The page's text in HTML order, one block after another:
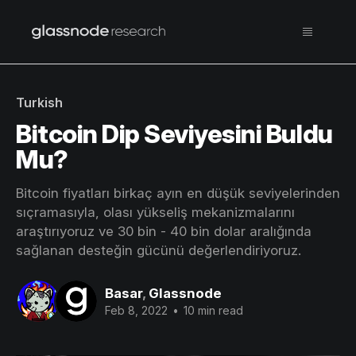
Turkish
Bitcoin Dip Seviyesini Buldu
Mu?
Bitcoin fiyatları birkaç ayın en düşük seviyelerinden
sıçramasıyla, olası yükseliş mekanizmalarını
araştırıyoruz ve 30 bin - 40 bin dolar aralığında
sağlanan desteğin gücünü değerlendiriyoruz.
Basar, Glassnode
Feb 8, 2022 • 10 min read